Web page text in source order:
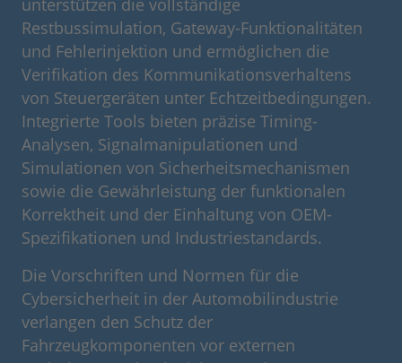
Restbussimulation, Gateway-Funktionalitäten
und Fehlerinjektion und ermöglichen die
Verifikation des Kommunikationsverhaltens
von Steuergeräten unter Echtzeitbedingungen.
Integrierte Tools bieten präzise Timing-
Analysen, Signalmanipulationen und
Simulationen von Sicherheitsmechanismen
sowie die Gewährleistung der funktionalen
Korrektheit und der Einhaltung von OEM-
Spezifikationen und Industriestandards.
Die Vorschriften und Normen für die
Cybersicherheit in der Automobilindustrie
verlangen den Schutz der
Fahrzeugkomponenten vor externen